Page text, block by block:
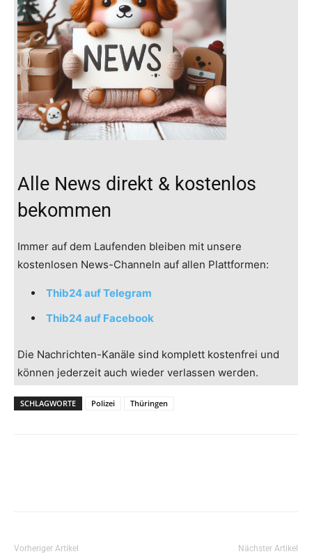
Alle News direkt & kostenlos
bekommen
Immer auf dem Laufenden bleiben mit unsere
kostenlosen News-Channeln auf allen Plattformen:
Thib24 auf Telegram
Thib24 auf Facebook
Die Nachrichten-Kanäle sind komplett kostenfrei und
können jederzeit auch wieder verlassen werden.
SCHLAGWORTE Polizei Thüringen
Vorheriger Artikel Nächster Artikel